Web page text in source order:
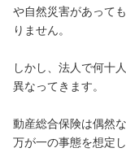
や自然災害があって
りません。
しかし、法人で何十
異なってきます。
動産総合保険は偶然
万が一の事態を想定